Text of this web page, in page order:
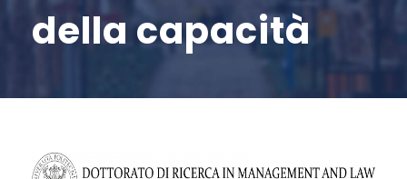
della capacità